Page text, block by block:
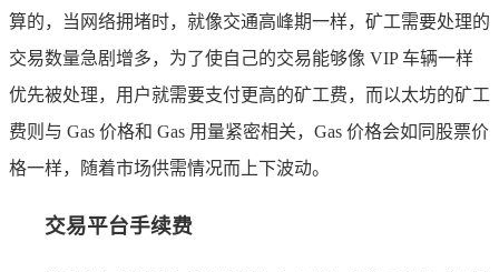
算的，当网络拥堵时，就像交通高峰期一样，矿工需要处理的
交易数量急剧增多，为了使自己的交易能够像 VIP 车辆一样
优先被处理，用户就需要支付更高的矿工费，而以太坊的矿工
费则与 Gas 价格和 Gas 用量紧密相关，Gas 价格会如同股票价
格一样，随着市场供需情况而上下波动。
交易平台手续费